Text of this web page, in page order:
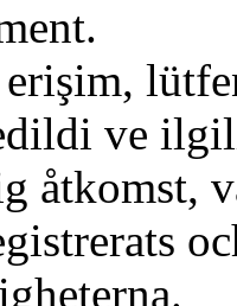
erişim,
ve
åtkomst,